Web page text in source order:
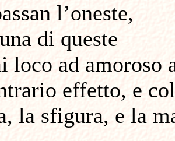
l’oneste,
di queste
loco ad amoroso
effetto, e
la sfigura, e la